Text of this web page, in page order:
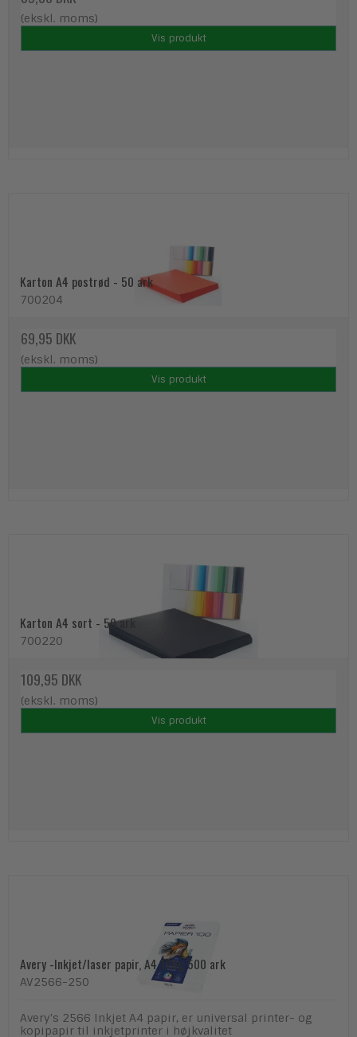
(ekskl. moms)
Vis produkt
Karton A4 postrød - 50 ark
700204
69,95 DKK
(ekskl. moms)
Vis produkt
Karton A4 sort - 50 ark
700220
109,95 DKK
(ekskl. moms)
Vis produkt
Avery -Inkjet/laser papir, A4 100g 500 ark
AV2566-250
Avery's 2566 Inkjet A4 papir, er universal printer- og
kopipapir til inkjetprinter i højkvalitet